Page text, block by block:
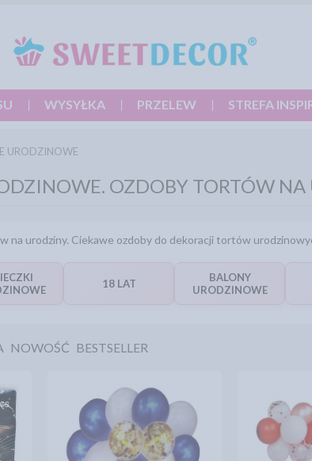
WYSYŁKA PRZELEW STREFA
URODZINOWE
OZDOBY TORTÓW
na urodziny. Ciekawe ozdoby do dekoracji tortów
18 LAT
BALONY
URODZINOWE
NOWOŚĆ BESTSELLER